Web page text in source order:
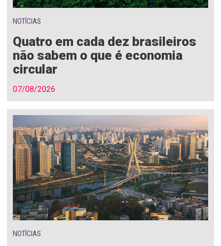
NOTÍCIAS
Quatro em cada dez brasileiros
não sabem o que é economia
circular
07/08/2026
NOTÍCIAS